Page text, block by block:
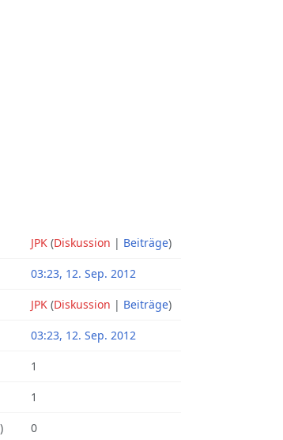
JPK (Diskussion | Beiträge)
03:23, 12. Sep. 2012
JPK (Diskussion | Beiträge)
03:23, 12. Sep. 2012
1
1
0